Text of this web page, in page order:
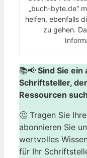
„buch-byte.de“
helfen, ebenfalls
zu gehen.
📚📢 Sind Sie
Schriftsteller,
Ressourcen
🤔 Tragen Sie
abonnieren Sie
wertvolles
für Ihr